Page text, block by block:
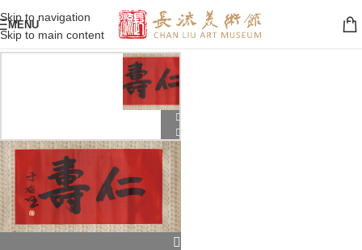
Skip to navigation
Skip to main content
MENU